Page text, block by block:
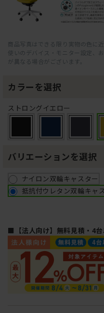
商品写真はできる限り実物の色に
使いのデバイス・モニター設定、
が異なる場合がございます。
カラーを選択
ストロングイエロー
バリエーションを選択
ナイロン双輪キャスター
抵抗付ウレタン双輪キャ
■【法人向け】無料見積・4